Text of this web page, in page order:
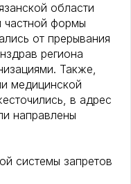
области
частной формы
от прерывания
региона
Также,
медицинской
в адрес
направлены
системы запретов